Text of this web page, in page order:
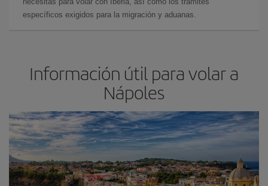
específicos exigidos para la migración y aduanas.
Información útil para volar a
Nápoles